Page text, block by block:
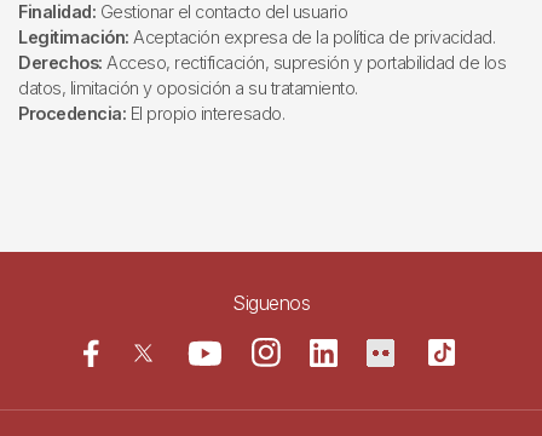
Finalidad: Gestionar el contacto del usuario
Legitimación: Aceptación expresa de la política de privacidad.
Derechos: Acceso, rectificación, supresión y portabilidad de los
datos, limitación y oposición a su tratamiento.
Procedencia: El propio interesado.
Siguenos